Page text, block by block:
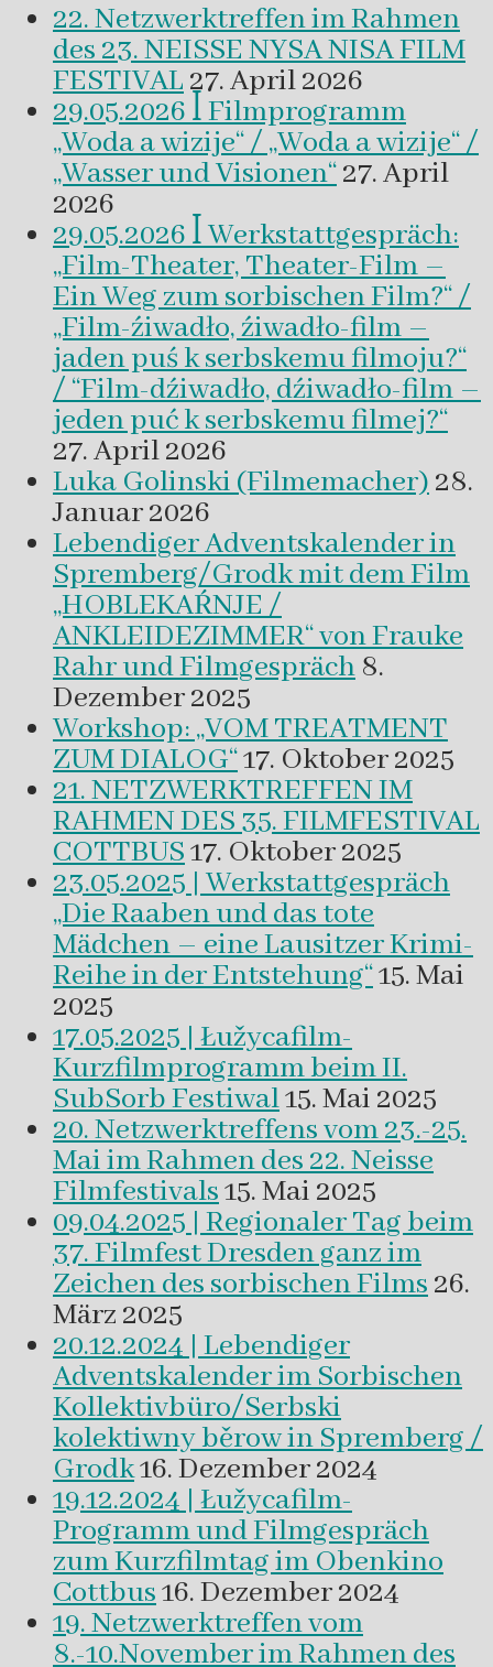
22. Netzwerktreffen im Rahmen
des 23. NEISSE NYSA NISA FILM
FESTIVAL27. April 2026
29.05.2026 ꟾ Filmprogramm
„Woda a wizije“ / „Woda a wizije“ /
„Wasser und Visionen“27. April
2026
29.05.2026 ꟾ Werkstattgespräch:
„Film-Theater, Theater-Film –
Ein Weg zum sorbischen Film?“ /
„Film-źiwadło, źiwadło-film –
jaden puś k serbskemu filmoju?“
/ “Film-dźiwadło, dźiwadło-film –
jeden puć k serbskemu filmej?“
27. April 2026
Luka Golinski (Filmemacher)28.
Januar 2026
Lebendiger Adventskalender in
Spremberg/Grodk mit dem Film
„HOBLEKAŔNJE /
ANKLEIDEZIMMER“ von Frauke
Rahr und Filmgespräch 8.
Dezember 2025
Workshop: „VOM TREATMENT
ZUM DIALOG“17. Oktober 2025
21. NETZWERKTREFFEN IM
RAHMEN DES 35. FILMFESTIVAL
COTTBUS17. Oktober 2025
23.05.2025 | Werkstattgespräch
„Die Raaben und das tote
Mädchen – eine Lausitzer Krimi-
Reihe in der Entstehung“15. Mai
2025
17.05.2025 | Łužycafilm-
Kurzfilmprogramm beim II.
SubSorb Festiwal15. Mai 2025
20. Netzwerktreffens vom 23.-25.
Mai im Rahmen des 22. Neisse
Filmfestivals15. Mai 2025
09.04.2025 | Regionaler Tag beim
37. Filmfest Dresden ganz im
Zeichen des sorbischen Films26.
März 2025
20.12.2024 | Lebendiger
Adventskalender im Sorbischen
Kollektivbüro/Serbski
kolektiwny běrow in Spremberg /
Grodk16. Dezember 2024
19.12.2024 | Łužycafilm-
Programm und Filmgespräch
zum Kurzfilmtag im Obenkino
Cottbus16. Dezember 2024
19. Netzwerktreffen vom
8.-10.November im Rahmen des